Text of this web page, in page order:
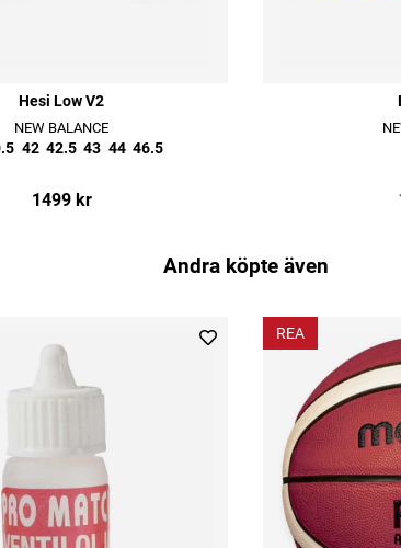
Hesi Low V2
NEW BALANCE
42 42.5 43 44 46.5
1499 kr
Andra köpte även
REA